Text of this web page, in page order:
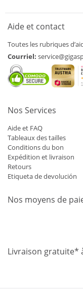
Aide et contact
Toutes les rubriques
Courriel:
Nos Services
Aide et FAQ
Tableaux des tailles
Conditions du bon
Expédition et livraison
Retours
Etiqueta de devolución
Nos moyens de
Livraison gratuite*